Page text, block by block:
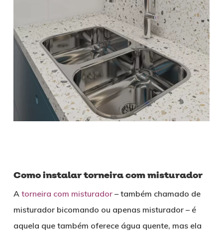
Como instalar torneira com misturador
A torneira com misturador– também chamado de
misturador bicomando ou apenas misturador – é
aquela que também oferece água quente, mas ela